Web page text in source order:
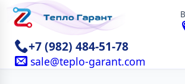
+7 (982) 484-51-78
sale@teplo-garant.com